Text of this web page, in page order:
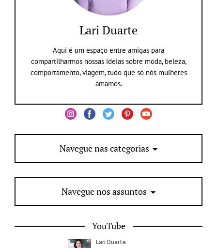
Lari Duarte
Aqui é um espaço entre amigas para
compartilharmos nossas ideias sobre moda, beleza,
comportamento, viagem, tudo que só nós mulheres
amamos.
Navegue nas categorias
Navegue nos assuntos
YouTube